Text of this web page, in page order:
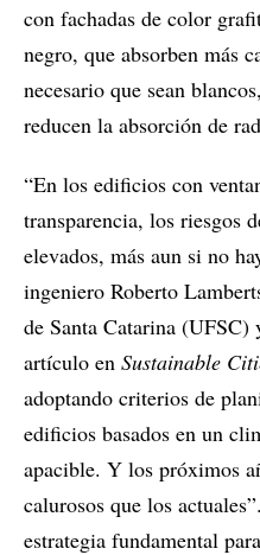
con fachadas de color
negro, que absorben más
necesario que sean
reducen la absorción de
“En los edificios con
transparencia, los riesgos
elevados, más aun si no
ingeniero Roberto
de Santa Catarina (UFSC)
artículo en Sustainable
adoptando criterios de
edificios basados en un
apacible. Y los próximos
calurosos que los
estrategia fundamental